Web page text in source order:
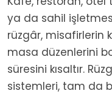
ya da sahil
rüzgâr, misafirlerin
masa düzenlerini
süresini kısaltır.
sistemleri, tam da